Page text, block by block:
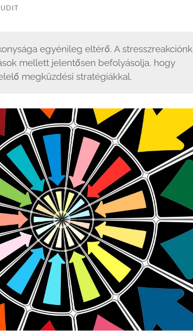
egyénileg eltérő. A stresszreakciónk
mellett jelentősen befolyásolja, hogy
megküzdési stratégiákkal.